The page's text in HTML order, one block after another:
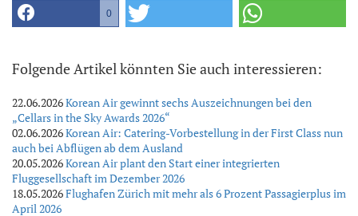
0
Folgende Artikel könnten Sie auch interessieren:
22.06.2026Korean Air gewinnt sechs Auszeichnungen bei den
„Cellars in the Sky Awards 2026“
02.06.2026Korean Air: Catering-Vorbestellung in der First Class nun
auch bei Abflügen ab dem Ausland
20.05.2026Korean Air plant den Start einer integrierten
Fluggesellschaft im Dezember 2026
18.05.2026Flughafen Zürich mit mehr als 6 Prozent Passagierplus im
April 2026